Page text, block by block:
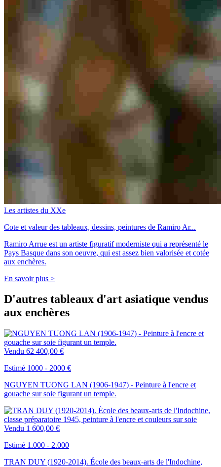
Les artistes du XXe
Cote et valeur des tableaux, dessins, peintures de Ramiro Ar...
Ramiro Arrue est un artiste figuratif moderniste qui a représenté le
Pays Basque dans son oeuvre, qui est assez bien valorisée et cotée
aux enchères.
En savoir plus >
D'autres tableaux d'art asiatique vendus
aux enchères
Vendu 62 400,00 €
Estimé 1000 - 2000 €
NGUYEN TUONG LAN (1906-1947) - Peinture à l'encre et
gouache sur soie figurant un temple.
Vendu 1 600,00 €
Estimé 1.000 - 2.000
TRAN DUY (1920-2014). École des beaux-arts de l'Indochine,